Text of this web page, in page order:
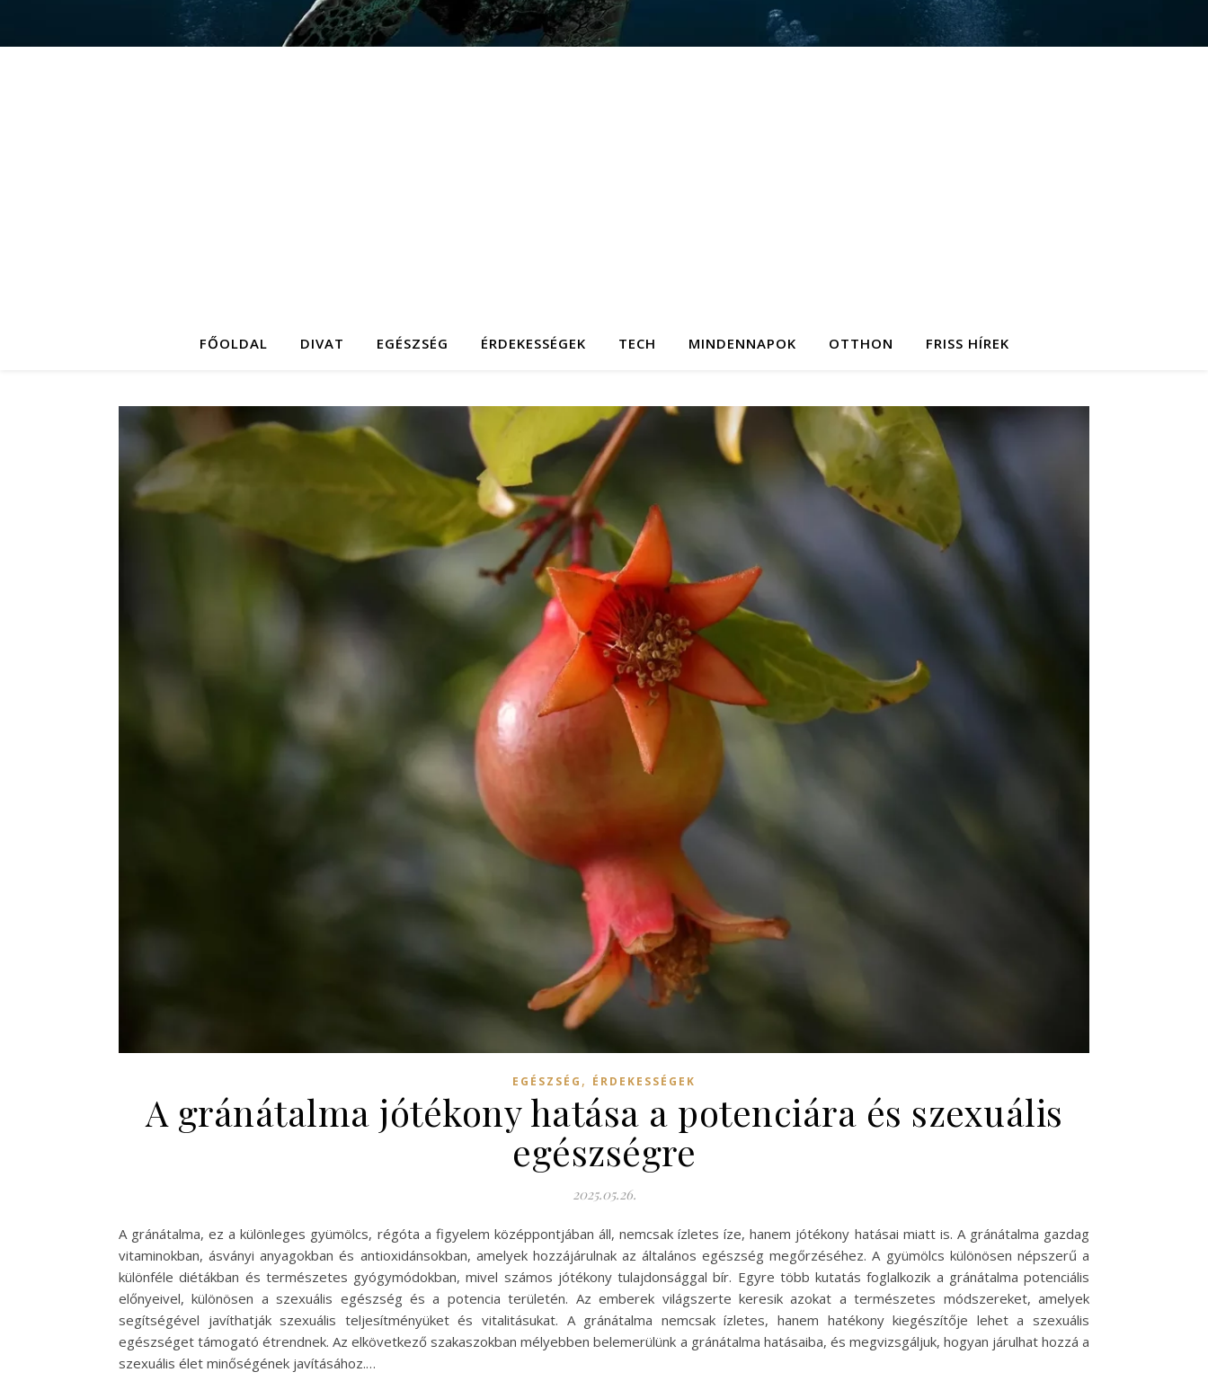
FŐOLDAL DIVAT EGÉSZSÉG ÉRDEKESSÉGEK TECH MINDENNAPOK OTTHON FRISS HÍREK
EGÉSZSÉG , ÉRDEKESSÉGEK
A gránátalma jótékony hatása a potenciára és szexuális
egészségre
2025.05.26.
A gránátalma, ez a különleges gyümölcs, régóta a figyelem középpontjában áll, nemcsak ízletes íze, hanem jótékony hatásai miatt is. A gránátalma gazdag
vitaminokban, ásványi anyagokban és antioxidánsokban, amelyek hozzájárulnak az általános egészség megőrzéséhez. A gyümölcs különösen népszerű a
különféle diétákban és természetes gyógymódokban, mivel számos jótékony tulajdonsággal bír. Egyre több kutatás foglalkozik a gránátalma potenciális
előnyeivel, különösen a szexuális egészség és a potencia területén. Az emberek világszerte keresik azokat a természetes módszereket, amelyek
segítségével javíthatják szexuális teljesítményüket és vitalitásukat. A gránátalma nemcsak ízletes, hanem hatékony kiegészítője lehet a szexuális
egészséget támogató étrendnek. Az elkövetkező szakaszokban mélyebben belemerülünk a gránátalma hatásaiba, és megvizsgáljuk, hogyan járulhat hozzá a
szexuális élet minőségének javításához.…